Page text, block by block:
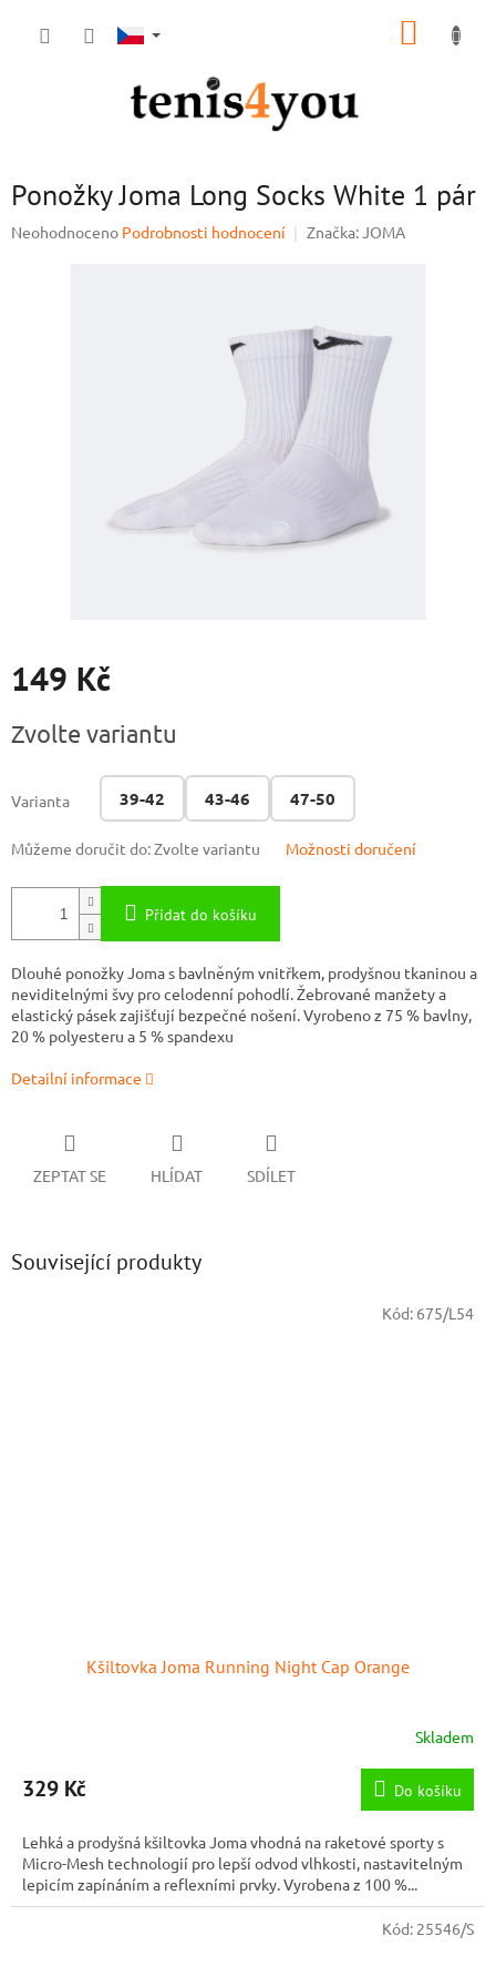
Ponožky Joma Long Socks White 1 pár
Průměrné
Neohodnoceno Podrobnosti hodnocení Značka:JOMA
149 Kč
cena:
Zvolte variantu
Varianta 39-42 43-46 47-50
Můžeme doručit do:Zvolte variantu Možnosti doručení
Přidat do košíku
Dlouhé ponožky Joma s bavlněným vnitřkem, prodyšnou tkaninou a
neviditelnými švy pro celodenní pohodlí. Žebrované manžety a
elastický pásek zajišťují bezpečné nošení. Vyrobeno z 75 % bavlny,
20 % polyesteru a 5 % spandexu
Detailní informace
ZEPTAT SE HLÍDAT SDÍLET
Související produkty
Kšiltovka Joma Running Night Cap Orange
Skladem
329 Kč Do košíku
Lehká a prodyšná kšiltovka Joma vhodná na raketové sporty s
Micro-Mesh technologií pro lepší odvod vlhkosti, nastavitelným
lepicím zapínáním a reflexními prvky. Vyrobena z 100 %...
Kód: 675/L54
Kód: 25546/S